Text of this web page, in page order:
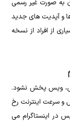
به صورت غیر رسمی
و آپدیت های جدید
از افراد از نسخه
ویس پخش نشود.
و سرعت اینترنت رخ
در اینستاگرام می